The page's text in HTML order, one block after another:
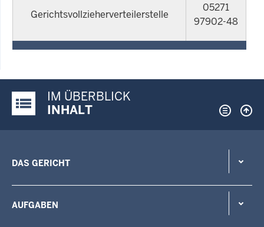
Gerichtsvollzieherverteilerstelle
05271
97902-48
Justiz-Portal im Überblick:
IM ÜBERBLICK
INHALT
DAS GERICHT
AUFGABEN